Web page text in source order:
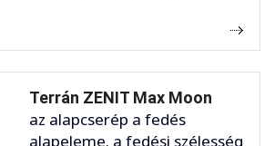
Terrán ZENIT Max Moon
az alapcserép a fedés
alapeleme. a fedési szélesség